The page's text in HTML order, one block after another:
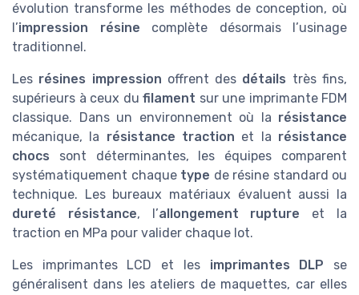
évolution transforme les méthodes de conception, où
l’impression résine complète désormais l’usinage
traditionnel.
Les résines impression offrent des détails très fins,
supérieurs à ceux du filament sur une imprimante FDM
classique. Dans un environnement où la résistance
mécanique, la résistance traction et la résistance
chocs sont déterminantes, les équipes comparent
systématiquement chaque type de résine standard ou
technique. Les bureaux matériaux évaluent aussi la
dureté résistance, l’allongement rupture et la
traction en MPa pour valider chaque lot.
Les imprimantes LCD et les imprimantes DLP se
généralisent dans les ateliers de maquettes, car elles